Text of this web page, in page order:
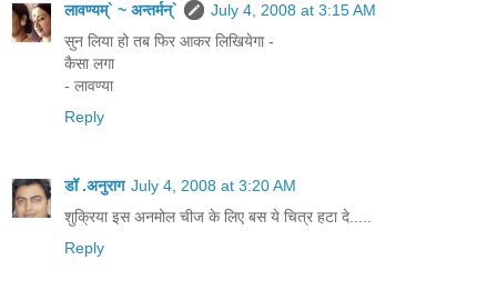
लावण्यम्` ~ अन्तर्मन्`
July 4, 2008 at 3:15 AM
सुन लिया हो तब फिर आकर लिखियेगा -
कैसा लगा
- लावण्या
Reply
डॉ .अनुराग July 4, 2008 at 3:20 AM
शुक्रिया इस अनमोल चीज के लिए बस ये चित्र हटा दे.....
Reply